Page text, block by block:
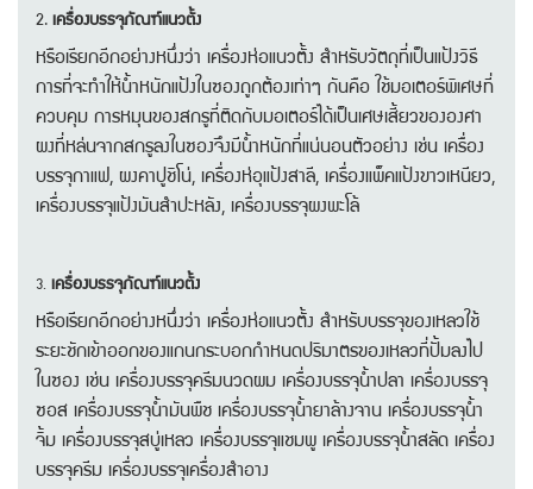
2.เครื่องบรรจุภัณฑ์​แนวตั้ง
หรือเรียกอีกอย่างหนึ่งว่า เครื่องห่อแนวตั้ง สำหรับวัตถุที่เป็นแป้งวิธี
การที่จะทำให้น้ำหนักแป้งในซองถูกต้องเท่าๆ กันคือ ใช้มอเตอร์พิเศษที่
ควบคุม การหมุนของสกรูที่ติดกับมอเตอร์ได้เป็นเศษเสี้ยวขององศา
ผงที่หล่นจากสกรูลงในซองจึงมีน้ำหนักที่แน่นอนตัวอย่าง เช่น เครื่อง
บรรจุกาแฟ, ผงคาปูชิโน่, เครื่องห่อุแป้งสาลี, เครื่องแพ็คแป้งขาวเหนียว,
เครื่องบรรจุแป้งมันสำปะหลัง, เครื่องบรรจุผงพะโล้
3. เครื่องบรรจุภัณฑ์​แนวตั้ง
หรือเรียกอีกอย่างหนึ่งว่า เครื่องห่อแนวตั้ง สำหรับบรรจุของเหลวใช้
ระยะชักเข้าออกของแกนกระบอกกำหนดปริมาตรของเหลวที่ปั้มลงไป
ในซอง เช่น เครื่องบรรจุครีมนวดผม เครื่องบรรจุน้ำปลา เครื่องบรรจุ
ซอส เครื่องบรรจุน้ำมันพืช เครื่องบรรจุน้ำยาล้างจาน เครื่องบรรจุน้ำ
จิ้ม เครื่องบรรจุสบู่เหลว เครื่องบรรจุแชมพู เครื่องบรรจุน้ำสลัด เครื่อง
บรรจุครีม เครื่องบรรจุเครื่องสำอาง